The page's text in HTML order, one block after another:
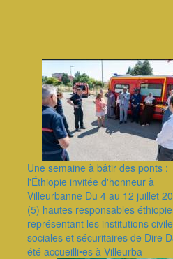
Une semaine à bâtir des ponts :
l'Éthiopie invitée d'honneur à
Villeurbanne Du 4 au 12 juillet
(5) hautes responsables
représentant les institutions
sociales et sécuritaires de Dire
été accueilli•es à Villeurba